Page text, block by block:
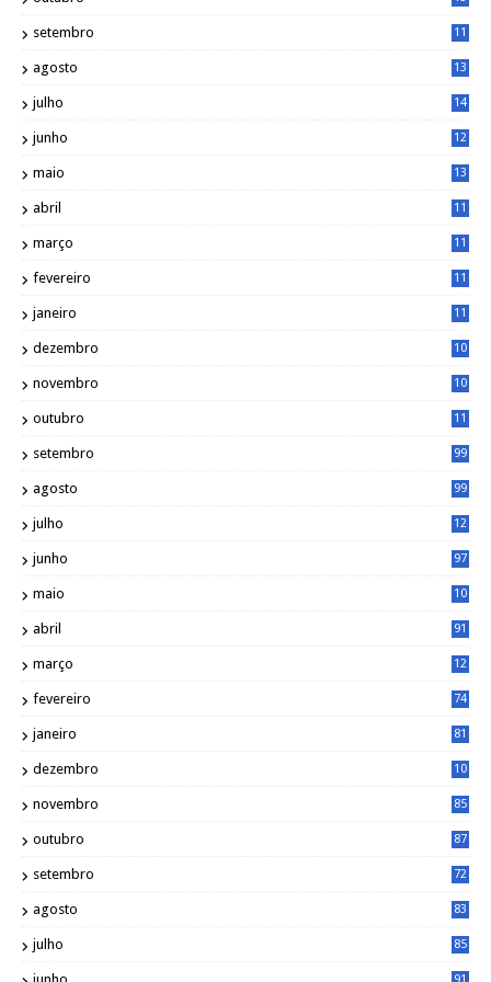
setembro
11
agosto
13
julho
14
junho
12
maio
13
abril
11
março
11
fevereiro
11
janeiro
11
dezembro
10
novembro
10
outubro
11
setembro 99
agosto 99
julho
12
junho 97
maio
10
abril 91
março
12
fevereiro 74
janeiro 81
dezembro
10
novembro 85
outubro 87
setembro 72
agosto 83
julho 85